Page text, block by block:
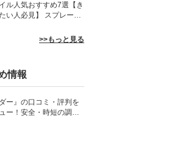
ル人気おすすめ7選【き
い人必見】 スプレーや
>>もっと見る
情報
ー』の口コミ・評判を
ー！安全・時短の調理